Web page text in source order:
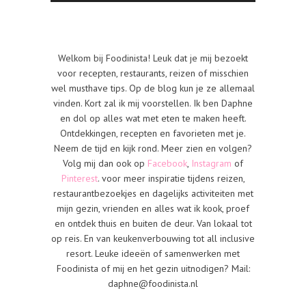
Welkom bij Foodinista! Leuk dat je mij bezoekt
voor recepten, restaurants, reizen of misschien
wel musthave tips. Op de blog kun je ze allemaal
vinden. Kort zal ik mij voorstellen. Ik ben Daphne
en dol op alles wat met eten te maken heeft.
Ontdekkingen, recepten en favorieten met je.
Neem de tijd en kijk rond. Meer zien en volgen?
Volg mij dan ook op Facebook, Instagram of
Pinterest. voor meer inspiratie tijdens reizen,
restaurantbezoekjes en dagelijks activiteiten met
mijn gezin, vrienden en alles wat ik kook, proef
en ontdek thuis en buiten de deur. Van lokaal tot
op reis. En van keukenverbouwing tot all inclusive
resort. Leuke ideeën of samenwerken met
Foodinista of mij en het gezin uitnodigen? Mail:
daphne@foodinista.nl